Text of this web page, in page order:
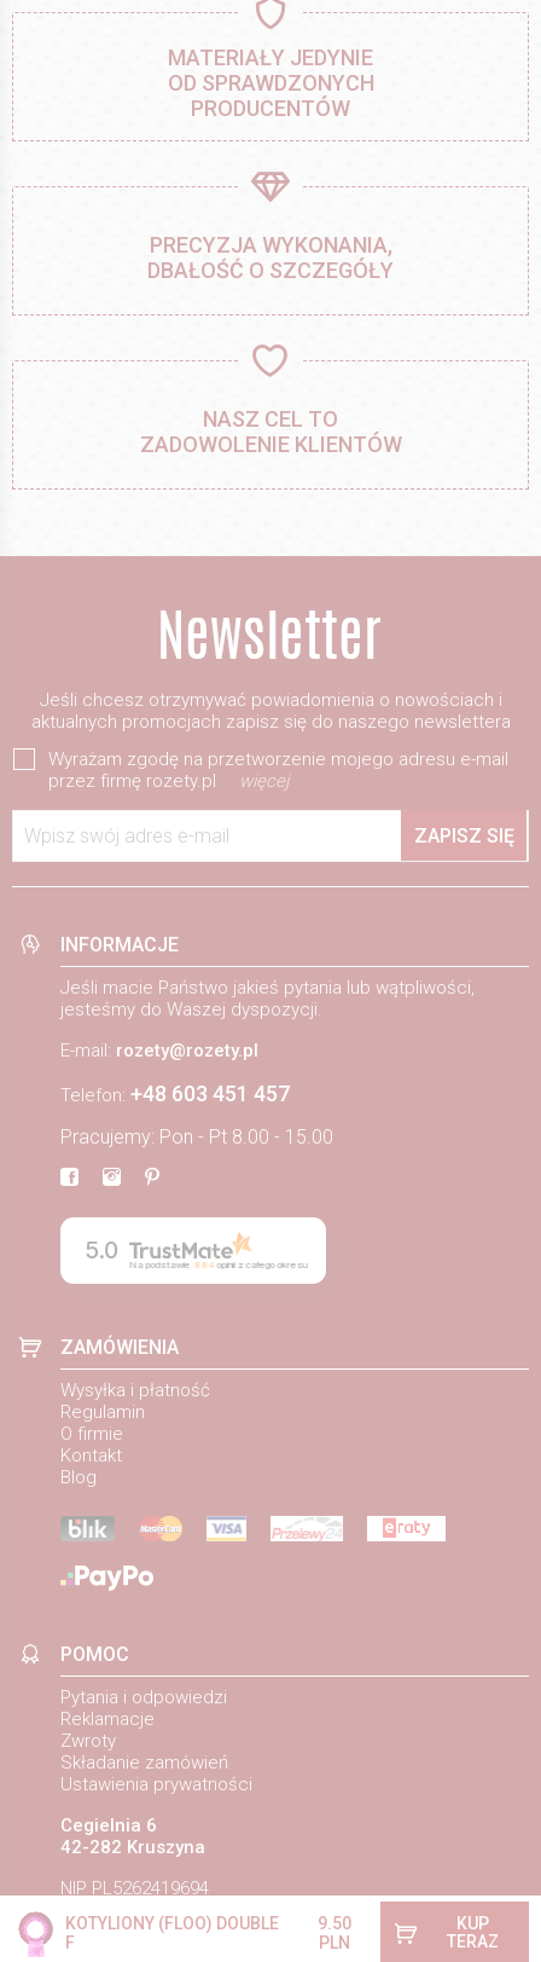
KOTYLIONY (FLOO) DOUBLE
F
9.50
PLN
KUP
TERAZ
MATERIAŁY JEDYNIE
OD SPRAWDZONYCH
PRODUCENTÓW
PRECYZJA WYKONANIA,
DBAŁOŚĆ O SZCZEGÓŁY
NASZ CEL TO
ZADOWOLENIE KLIENTÓW
Jeśli chcesz otrzymywać powiadomienia o nowościach i
aktualnych promocjach zapisz się do naszego newslettera
Wyrażam zgodę na przetworzenie mojego adresu e-mail
przez firmę rozety.pl
więcej
Wpisz swój adres e-mail ZAPISZ SIĘ
INFORMACJE
Jeśli macie Państwo jakieś pytania lub wątpliwości,
jesteśmy do Waszej dyspozycji.
E-mail: rozety@rozety.pl
Telefon: +48 603 451 457
Pracujemy: Pon - Pt 8.00 - 15.00
5.0
Na podstawie 884opinii z całego okresu
ZAMÓWIENIA
Wysyłka i płatność
Regulamin
O firmie
Kontakt
Blog
POMOC
Pytania i odpowiedzi
Reklamacje
Zwroty
Składanie zamówień
Ustawienia prywatności
Cegielnia 6
42-282 Kruszyna
NIP PL5262419694